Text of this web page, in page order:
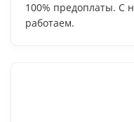
100% предоплаты. С
работаем.